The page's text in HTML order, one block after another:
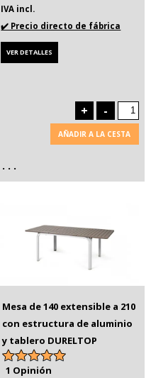
IVA incl.
✔️ Precio directo de fábrica
VER DETALLES
+ -
AÑADIR A LA CESTA
. . .
Mesa de 140 extensible a 210
con estructura de aluminio
y tablero DURELTOP
1 Opinión